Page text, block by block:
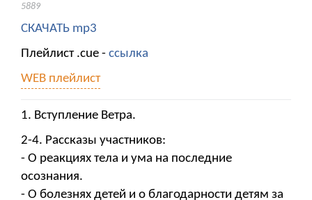
5889
СКАЧАТЬ mp3
Плейлист .cue - ссылка
WEB плейлист
1. Вступление Ветра.
2-4. Рассказы участников:
- О реакциях тела и ума на последние
осознания.
- О болезнях детей и о благодарности детям за